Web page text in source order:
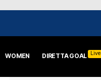
WOMEN DIRETTA GOAL Live